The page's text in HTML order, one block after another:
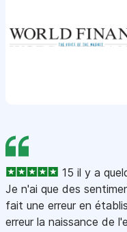
15 il y a
Je n'ai que des
fait une erreur en
erreur la naissance de